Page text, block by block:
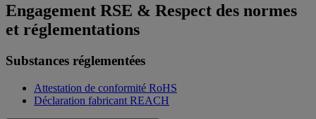
Engagement RSE & Respect des normes
et réglementations
Substances réglementées
Attestation de conformité RoHS
Déclaration fabricant REACH